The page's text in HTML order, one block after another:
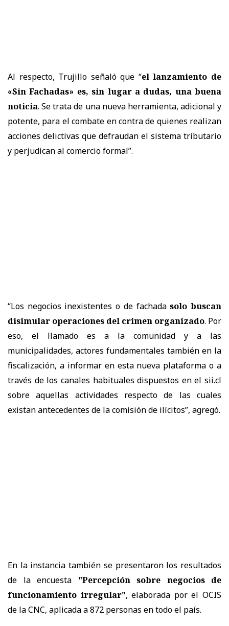
Al respecto, Trujillo señaló que “el lanzamiento de
«Sin Fachadas» es, sin lugar a dudas, una buena
noticia. Se trata de una nueva herramienta, adicional y
potente, para el combate en contra de quienes realizan
acciones delictivas que defraudan el sistema tributario
y perjudican al comercio formal”.
“Los negocios inexistentes o de fachadasolo buscan
disimular operaciones del crimen organizado. Por
eso, el llamado es a la comunidad y a las
municipalidades, actores fundamentales también en la
fiscalización, a informar en esta nueva plataforma o a
través de los canales habituales dispuestos en el sii.cl
sobre aquellas actividades respecto de las cuales
existan antecedentes de la comisión de ilícitos”, agregó.
En la instancia también se presentaron los resultados
de la encuesta "Percepción sobre negocios de
funcionamiento irregular", elaborada por el OCIS
de la CNC, aplicada a 872 personas en todo el país.